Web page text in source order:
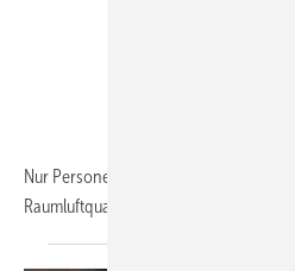
Nur Personen mit abgeschlossenem
Raumluftqualität...